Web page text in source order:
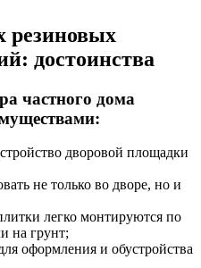
резиновых
достоинства
частного дома
дворовой площадки
не только во дворе, но и
легко монтируются по
на грунт;
оформления и обустройства